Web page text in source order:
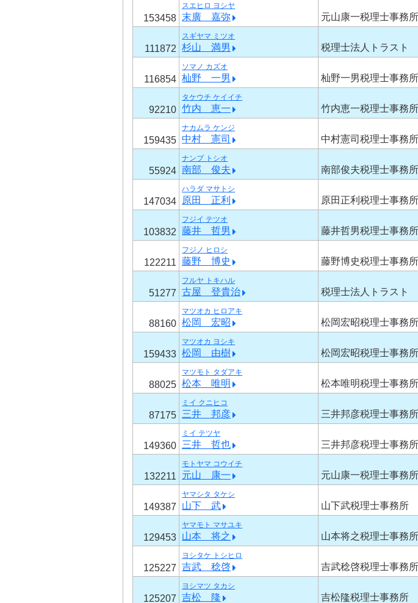
153458
スエヒロ ヨシヤ
末廣 嘉弥 元山康一税理士事務所
111872
スギヤマ ミツオ
杉山 満男 税理士法人トラスト
116854
ソマノ カズオ
杣野 一男 杣野一男税理士事務所
92210
タケウチ ケイイチ
竹内 恵一 竹内恵一税理士事務所
159435
ナカムラ ケンジ
中村 憲司 中村憲司税理士事務所
55924
ナンブ トシオ
南部 俊夫 南部俊夫税理士事務所
147034
ハラダ マサトシ
原田 正利 原田正利税理士事務所
103832
フジイ テツオ
藤井 哲男 藤井哲男税理士事務所
122211
フジノ ヒロシ
藤野 博史 藤野博史税理士事務所
51277
フルヤ トキハル
古屋 登貴治 税理士法人トラスト
88160
マツオカ ヒロアキ
松岡 宏昭 松岡宏昭税理士事務所
159433
マツオカ ヨシキ
松岡 由樹 松岡宏昭税理士事務所
88025
マツモト タダアキ
松本 唯明 松本唯明税理士事務所
87175
ミイ クニヒコ
三井 邦彦 三井邦彦税理士事務所
149360
ミイ テツヤ
三井 哲也 三井邦彦税理士事務所
132211
モトヤマ コウイチ
元山 康一 元山康一税理士事務所
149387
ヤマシタ タケシ
山下 武 山下武税理士事務所
129453
ヤマモト マサユキ
山本 将之 山本将之税理士事務所
125227
ヨシタケ トシヒロ
吉武 稔啓 吉武稔啓税理士事務所
125207
ヨシマツ タカシ
吉松 隆 吉松隆税理士事務所